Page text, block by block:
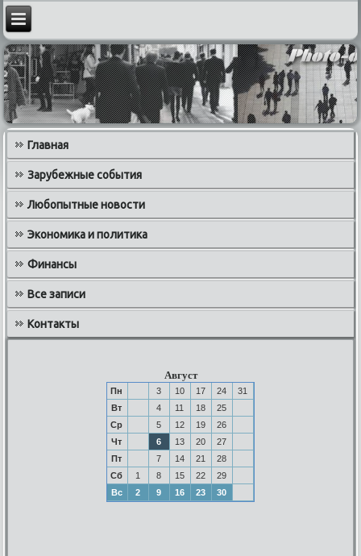
Главная
Зарубежные события
Любопытные новости
Экономика и политика
Финансы
Все записи
Контакты
Август
Пн 3 10 17 24
31
Вт
4 11 18
25
Ср
5 12 19
26
Чт
6 13 20
27
Пт
7 14 21
28
Сб
1 8 15 22
29
Вс
2 9 16 23 30